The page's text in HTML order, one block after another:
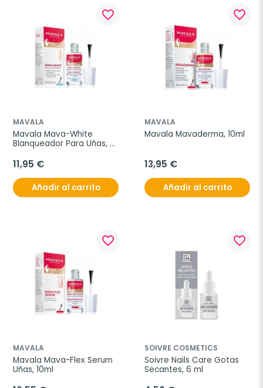
favorite_border
MAVALA
Mavala Mava-White
Blanqueador Para Uñas,
11,95 €
Añadir al carrito
favorite_border
MAVALA
Mavala Mavaderma, 10ml
13,95 €
Añadir al carrito
favorite_border
MAVALA
Mavala Mava-Flex Serum
Uñas, 10ml
favorite_border
SOIVRE COSMETICS
Soivre Nails Care Gotas
Secantes, 6 ml